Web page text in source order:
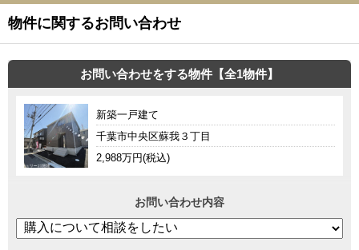
物件に関するお問い合わせ
お問い合わせをする物件【全1物件】
新築一戸建て
千葉市中央区蘇我３丁目
2,988万円(税込)
お問い合わせ内容